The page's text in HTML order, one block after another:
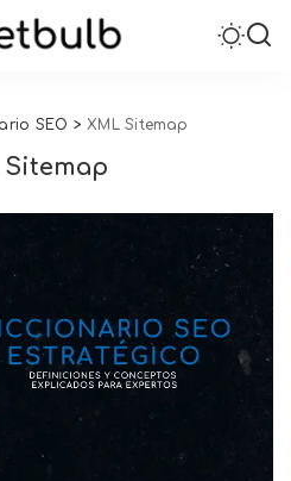
SEO >XML Sitemap
Sitemap